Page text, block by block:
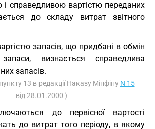
справедливою вартістю переданих
до складу витрат звітного
запасів, що придбані в обмін
визнається справедлива
запасів.
13 в редакції Наказу Мінфіну N 15
від 28.01.2000 )
до первісної вартості
до витрат того періоду, в якому